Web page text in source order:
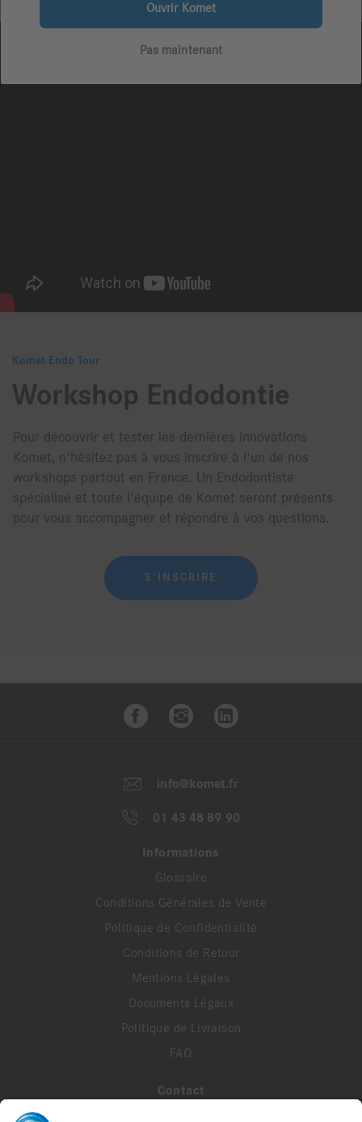
Komet Endo Tour
Workshop Endodontie
Pour découvrir et tester les dernières innovations
Komet, n'hésitez pas à vous inscrire à l'un de nos
workshops partout en France. Un Endodontiste
spécialisé et toute l'équipe de Komet seront présents
pour vous accompagner et répondre à vos questions.
S'INSCRIRE
info@komet.fr
01 43 48 89 90
Informations
Glossaire
Conditions Générales de Vente
Politique de Confidentialité
Conditions de Retour
Mentions Légales
Documents Légaux
Politique de Livraison
FAQ
Contact
Ouvrir Komet
Pas maintenant